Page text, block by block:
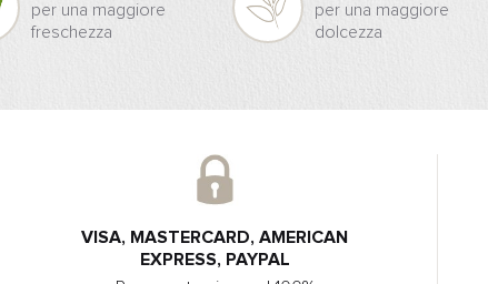
per una maggiore
freschezza
per una maggiore
dolcezza
VISA, MASTERCARD, AMERICAN
EXPRESS, PAYPAL